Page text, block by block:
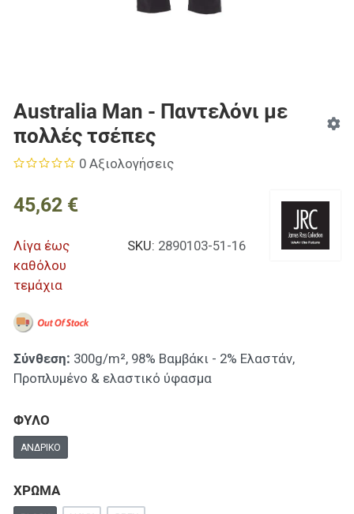
Australia Man - Παντελόνι με
πολλές τσέπες
0 Αξιολογήσεις
45,62 €
Λίγα έως
καθόλου
τεμάχια
SKU: 2890103-51-16
Σύνθεση: 300g/m², 98% Βαμβάκι - 2% Ελαστάν,
Προπλυμένο & ελαστικό ύφασμα
ΦΥΛΟ
ΑΝΔΡΙΚΌ
ΧΡΩΜΑ